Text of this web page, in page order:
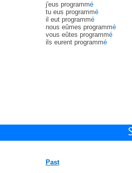
j'eus programmé
tu eus programmé
il eut programmé
nous eûmes programmé
vous eûtes programmé
ils eurent programmé
Past